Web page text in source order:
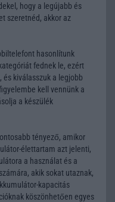
hogy a legújabb és
szeretnéd, akkor az
hasonlítunk
fednek le, ezért
kiválasszuk a legjobb
kell vennünk a
a készülék
tényező, amikor
élettartam azt jelenti,
a használat és a
akik sokat utaznak,
kapacitás
köszönhetően egyes